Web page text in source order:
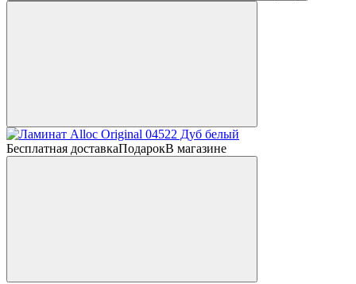
Бесплатная доставкаПодарокВ магазине